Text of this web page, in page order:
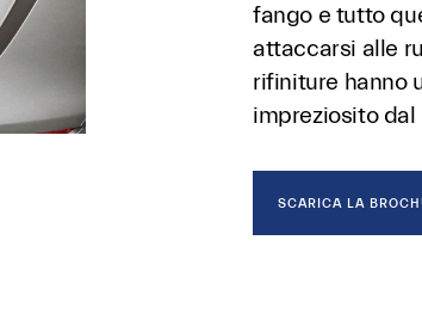
fango e tutto
attaccarsi alle
rifiniture hanno
impreziosito
SCARICA LA